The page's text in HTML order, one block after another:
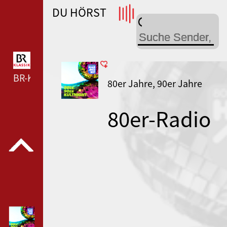
WDR 4 --- WDR 4 ---
BR-KLASSIK --- BR-KLASSIK ---
DU HÖRST
80er Jahre, 90er Jahre
80er-Radio